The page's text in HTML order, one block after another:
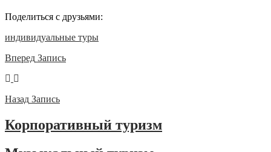
Поделиться с друзьями:
индивидуальные туры
Вперед Запись
Назад Запись
Корпоративный туризм